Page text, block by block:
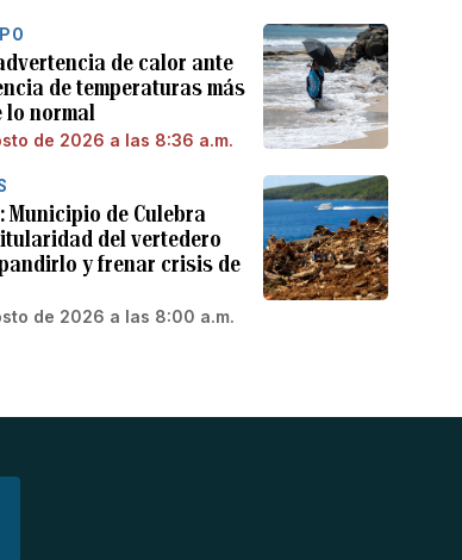
de calor ante
de temperaturas más
lo normal
de 2026 a las 8:36 a.m.
Municipio de Culebra
del vertedero
y frenar crisis de
de 2026 a las 8:00 a.m.